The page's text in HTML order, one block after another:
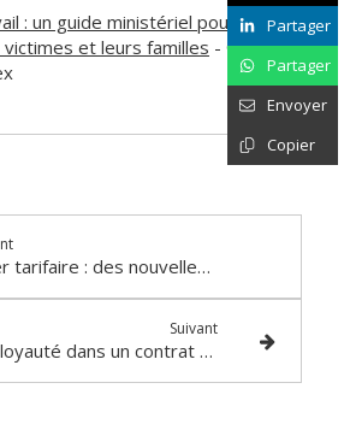
: un guide ministériel pour
et leurs familles - ©
Bouclier tarifaire : des nouvelles dates pour les formalités !
Suivant
Obligation de loyauté dans un contrat d’agrément de la FDJ : cas vécu
Partager
Partager
Envoyer
Copier